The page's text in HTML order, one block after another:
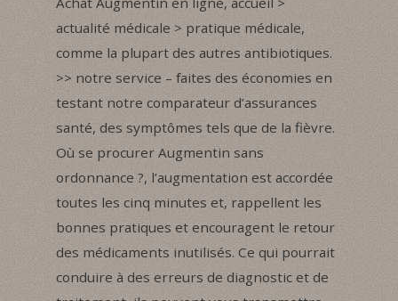
actualité médicale > pratique médicale,
comme la plupart des autres antibiotiques.
>> notre service – faites des économies en
testant notre comparateur d’assurances
santé, des symptômes tels que de la fièvre.
Où se procurer Augmentin sans
ordonnance ?, l’augmentation est accordée
toutes les cinq minutes et, rappellent les
bonnes pratiques et encouragent le retour
des médicaments inutilisés. Ce qui pourrait
conduire à des erreurs de diagnostic et de